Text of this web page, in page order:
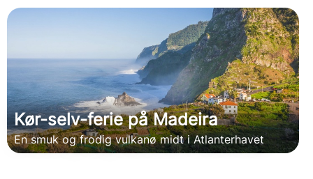
Kør-selv-ferie på Madeira
En smuk og frodig vulkanø midt i Atlanterhavet